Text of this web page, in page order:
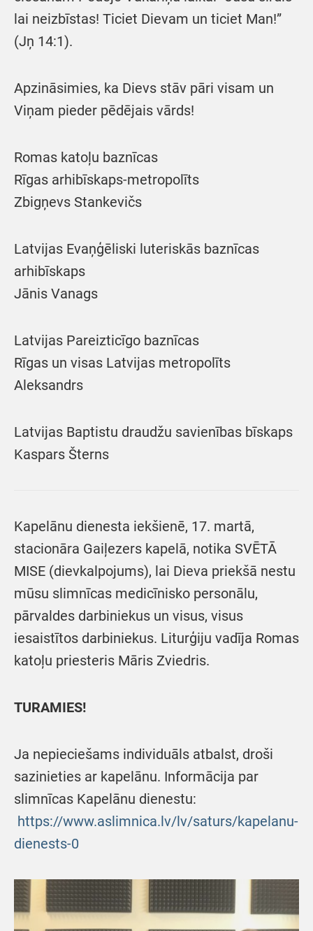
lai neizbīstas! Ticiet Dievam un ticiet Man!”
(Jņ 14:1).
Apzināsimies, ka Dievs stāv pāri visam un
Viņam pieder pēdējais vārds!
Romas katoļu baznīcas
Rīgas arhibīskaps-metropolīts
Zbigņevs Stankevičs
Latvijas Evaņģēliski luteriskās baznīcas
arhibīskaps
Jānis Vanags
Latvijas Pareizticīgo baznīcas
Rīgas un visas Latvijas metropolīts
Aleksandrs
Latvijas Baptistu draudžu savienības bīskaps
Kaspars Šterns
Kapelānu dienesta iekšienē, 17. martā,
stacionāra Gaiļezers kapelā, notika SVĒTĀ
MISE (dievkalpojums), lai Dieva priekšā nestu
mūsu slimnīcas medicīnisko personālu,
pārvaldes darbiniekus un visus, visus
iesaistītos darbiniekus. Liturģiju vadīja Romas
katoļu priesteris Māris Zviedris.
TURAMIES!
Ja nepieciešams individuāls atbalst, droši
sazinieties ar kapelānu. Informācija par
slimnīcas Kapelānu dienestu:
https://www.aslimnica.lv/lv/saturs/kapelanu-
dienests-0